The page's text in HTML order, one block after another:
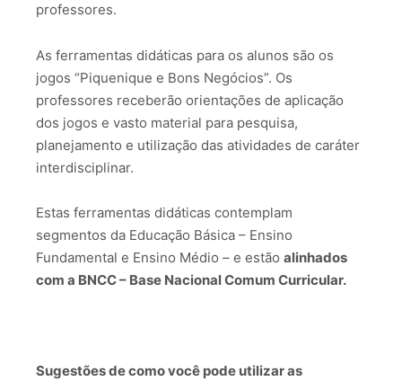
professores.
As ferramentas didáticas para os alunos são os
jogos “Piquenique e Bons Negócios”. Os
professores receberão orientações de aplicação
dos jogos e vasto material para pesquisa,
planejamento e utilização das atividades de caráter
interdisciplinar.
Estas ferramentas didáticas contemplam
segmentos da Educação Básica – Ensino
Fundamental e Ensino Médio – e estão alinhados
com a BNCC – Base Nacional Comum Curricular.
Sugestões de como você pode utilizar as